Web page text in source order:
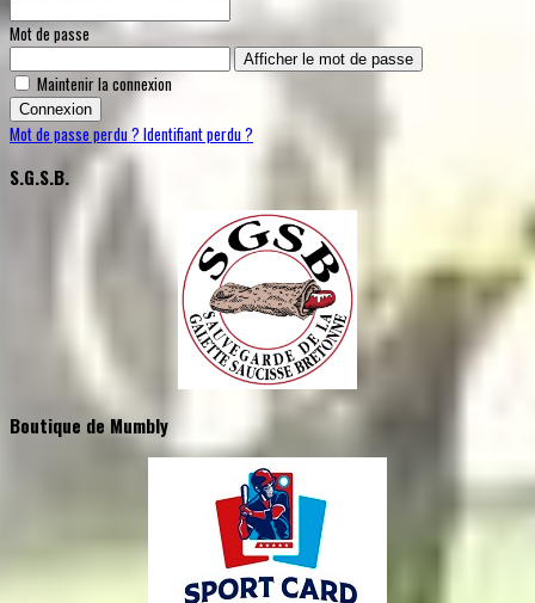
Mot de passe
Afficher le mot de passe
Maintenir la connexion
Connexion
Mot de passe perdu ? Identifiant perdu ?
S.G.S.B.
Boutique de Mumbly